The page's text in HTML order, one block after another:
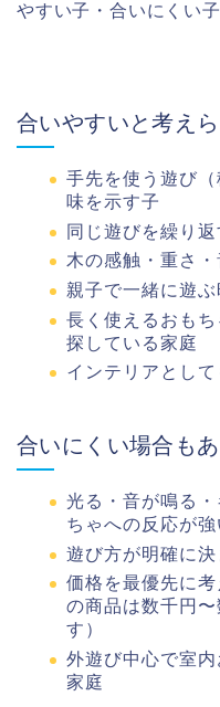
やすい子・合いにくい
合いやすいと考え
手先を使う遊び
味を示す子
同じ遊びを繰り
木の感触・重さ
親子で一緒に遊
長く使えるおも
探している家庭
インテリアとし
合いにくい場合も
光る・音が鳴る
ちゃへの反応が強
遊び方が明確に
価格を最優先に
の商品は数千円
す）
外遊び中心で室
家庭